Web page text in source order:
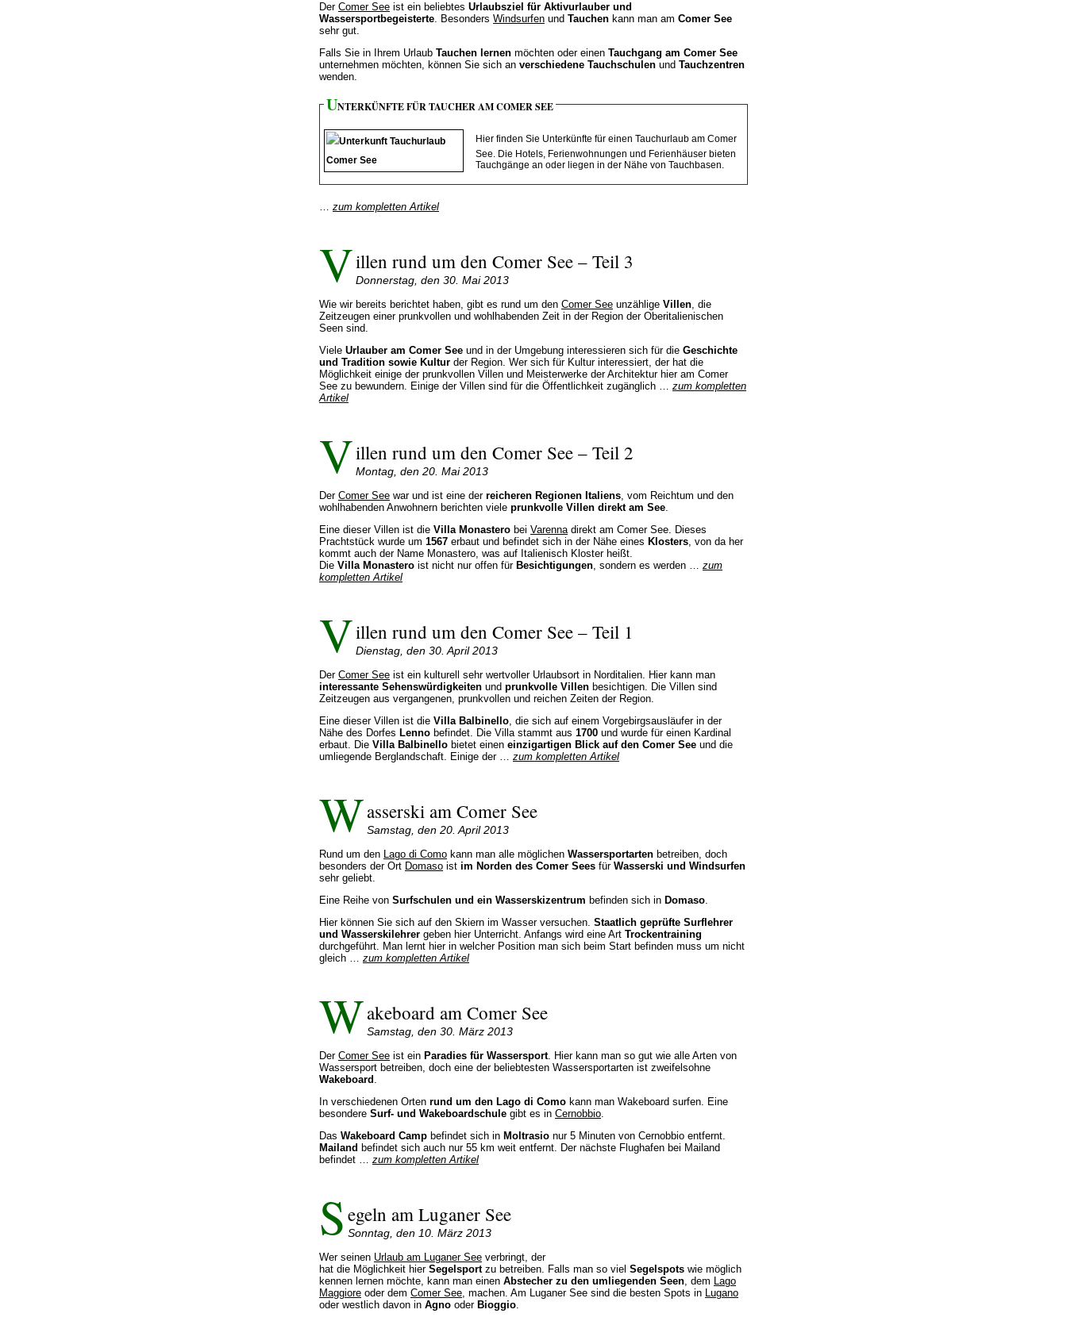
Der Comer See ist ein beliebtes Urlaubsziel für Aktivurlauber und
Wassersportbegeisterte. Besonders Windsurfen und Tauchen kann man am Comer See
sehr gut.
Falls Sie in Ihrem Urlaub Tauchen lernen möchten oder einen Tauchgang am Comer See
unternehmen möchten, können Sie sich an verschiedene Tauchschulen und Tauchzentren
wenden.
UNTERKÜNFTE FÜR TAUCHER AM COMER SEE
Hier finden Sie Unterkünfte für einen Tauchurlaub am Comer
See. Die Hotels, Ferienwohnungen und Ferienhäuser bieten
Tauchgänge an oder liegen in der Nähe von Tauchbasen.
… zum kompletten Artikel
Villen rund um den Comer See – Teil 3
Donnerstag, den 30. Mai 2013
Wie wir bereits berichtet haben, gibt es rund um den Comer See unzählige Villen, die
Zeitzeugen einer prunkvollen und wohlhabenden Zeit in der Region der Oberitalienischen
Seen sind.
Viele Urlauber am Comer See und in der Umgebung interessieren sich für die Geschichte
und Tradition sowie Kultur der Region. Wer sich für Kultur interessiert, der hat die
Möglichkeit einige der prunkvollen Villen und Meisterwerke der Architektur hier am Comer
See zu bewundern. Einige der Villen sind für die Öffentlichkeit zugänglich … zum kompletten
Artikel
Villen rund um den Comer See – Teil 2
Montag, den 20. Mai 2013
Der Comer See war und ist eine der reicheren Regionen Italiens, vom Reichtum und den
wohlhabenden Anwohnern berichten viele prunkvolle Villen direkt am See.
Eine dieser Villen ist die Villa Monastero bei Varennadirekt am Comer See. Dieses
Prachtstück wurde um 1567 erbaut und befindet sich in der Nähe eines Klosters, von da her
kommt auch der Name Monastero, was auf Italienisch Kloster heißt.
Die Villa Monastero ist nicht nur offen für Besichtigungen, sondern es werden … zum
kompletten Artikel
Villen rund um den Comer See – Teil 1
Dienstag, den 30. April 2013
Der Comer See ist ein kulturell sehr wertvoller Urlaubsort in Norditalien. Hier kann man
interessante Sehenswürdigkeiten und prunkvolle Villen besichtigen. Die Villen sind
Zeitzeugen aus vergangenen, prunkvollen und reichen Zeiten der Region.
Eine dieser Villen ist die Villa Balbinello, die sich auf einem Vorgebirgsausläufer in der
Nähe des Dorfes Lenno befindet. Die Villa stammt aus 1700 und wurde für einen Kardinal
erbaut. Die Villa Balbinello bietet einen einzigartigen Blick auf den Comer See und die
umliegende Berglandschaft. Einige der … zum kompletten Artikel
Wasserski am Comer See
Samstag, den 20. April 2013
Rund um den Lago di Como kann man alle möglichen Wassersportarten betreiben, doch
besonders der Ort Domaso ist im Norden des Comer Sees für Wasserski und Windsurfen
sehr geliebt.
Eine Reihe von Surfschulen und ein Wasserskizentrum befinden sich in Domaso.
Hier können Sie sich auf den Skiern im Wasser versuchen. Staatlich geprüfte Surflehrer
und Wasserskilehrer geben hier Unterricht. Anfangs wird eine Art Trockentraining
durchgeführt. Man lernt hier in welcher Position man sich beim Start befinden muss um nicht
gleich … zum kompletten Artikel
Wakeboard am Comer See
Samstag, den 30. März 2013
Der Comer See ist ein Paradies für Wassersport. Hier kann man so gut wie alle Arten von
Wassersport betreiben, doch eine der beliebtesten Wassersportarten ist zweifelsohne
Wakeboard .
In verschiedenen Orten rund um den Lago di Como kann man Wakeboard surfen. Eine
besondere Surf- und Wakeboardschule gibt es in Cernobbio.
Das Wakeboard Camp befindet sich in Moltrasio nur 5 Minuten von Cernobbio entfernt.
Mailand befindet sich auch nur 55 km weit entfernt. Der nächste Flughafen bei Mailand
befindet … zum kompletten Artikel
S egeln am Luganer See
Sonntag, den 10. März 2013
Wer seinen Urlaub am Luganer See verbringt, der
hat die Möglichkeit hier Segelsportzu betreiben. Falls man so viel Segelspots wie möglich
kennen lernen möchte, kann man einen Abstecher zu den umliegenden Seen, dem Lago
Maggiore oder dem Comer See, machen. Am Luganer See sind die besten Spots in Lugano
oder westlich davon in Agno oder Bioggio.